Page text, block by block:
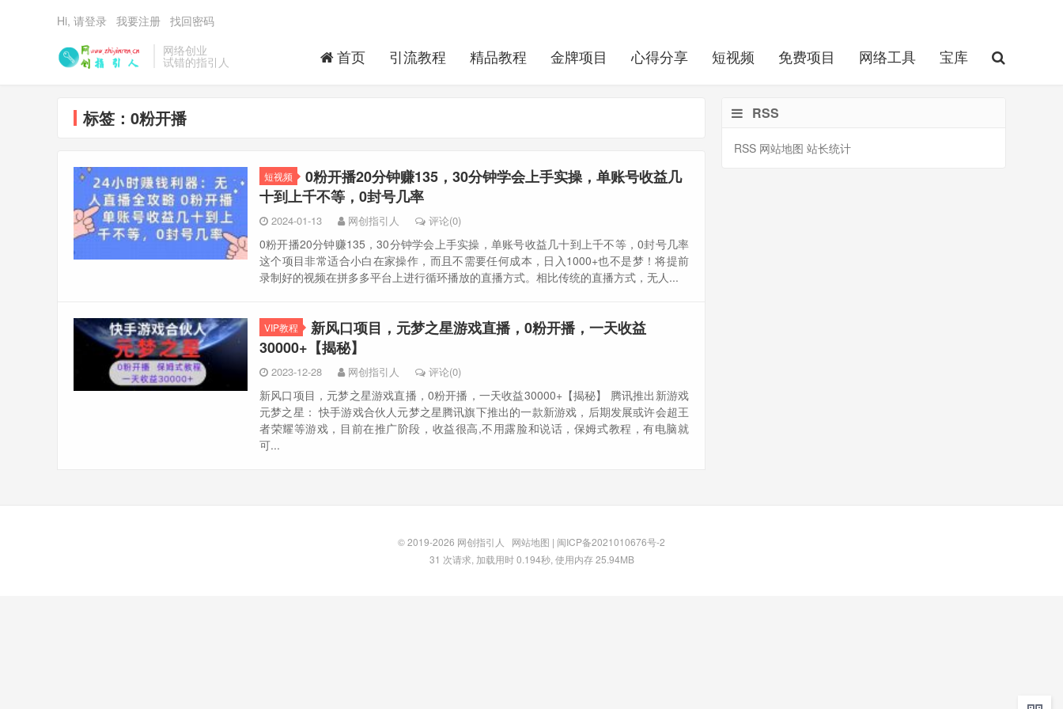
网络创业
试错的指引人 首页 引流教程 精品教程 金牌项目 心得分享 短视频 免费项目 网络工具 宝库
Hi, 请登录 我要注册 找回密码
标签：0粉开播
短视频
0粉开播20分钟赚135，30分钟学会上手实操，单账号收益几
十到上千不等，0封号几率
2024-01-13 网创指引人 评论(0)
0粉开播20分钟赚135，30分钟学会上手实操，单账号收益几十到上千不等，0封号几率
这个项目非常适合小白在家操作，而且不需要任何成本，日入1000+也不是梦！将提前
录制好的视频在拼多多平台上进行循环播放的直播方式。相比传统的直播方式，无人...
VIP教程
新风口项目，元梦之星游戏直播，0粉开播，一天收益
30000+【揭秘】
2023-12-28 网创指引人 评论(0)
新风口项目，元梦之星游戏直播，0粉开播，一天收益30000+【揭秘】 腾讯推出新游戏
元梦之星： 快手游戏合伙人元梦之星腾讯旗下推出的一款新游戏，后期发展或许会超王
者荣耀等游戏，目前在推广阶段，收益很高,不用露脸和说话，保姆式教程，有电脑就
可...
RSS
RSS 网站地图 站长统计
© 2019-2026 网创指引人 网站地图 | 闽ICP备2021010676号-2
31 次请求, 加载用时 0.194秒, 使用内存 25.94MB